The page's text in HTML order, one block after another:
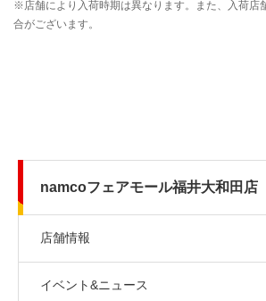
namcoフェアモール福井大和田店
店舗情報
イベント&ニュース